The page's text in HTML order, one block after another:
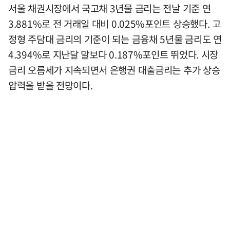
서울 채권시장에서 국고채 3년물 금리는 전날 기준 연
3.881%로 전 거래일 대비 0.025%포인트 상승했다. 고
정형 주담대 금리의 기준이 되는 금융채 5년물 금리도 연
4.394%로 지난달 말보다 0.187%포인트 뛰었다. 시장
금리 오름세가 지속되면서 은행권 대출금리는 추가 상승
압력을 받을 전망이다.